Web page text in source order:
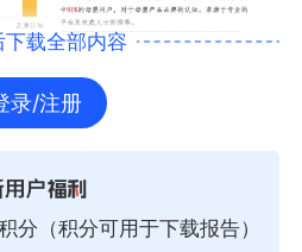
下载全部内容
录/注册
分（积分可用于下载报告）